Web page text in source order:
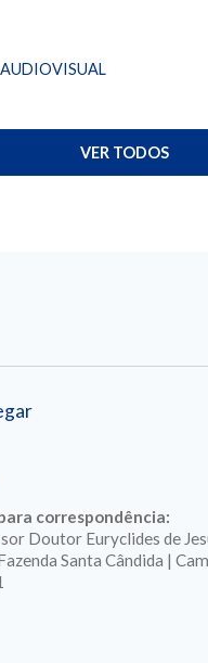
VER TODOS
correspondência:
Doutor Euryclides de
Santa Cândida |